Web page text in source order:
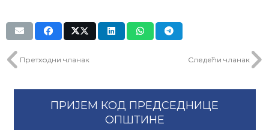
Претходни чланак Следећи чланак
ПРИЈЕМ КОД ПРЕДСЕДНИЦЕ
ОПШТИНЕ